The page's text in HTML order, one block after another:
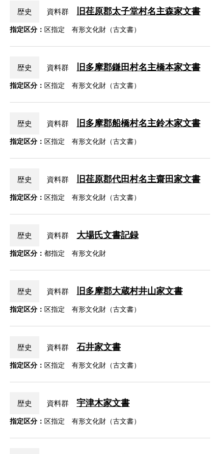
歴史 資料群 旧荏原郡太子堂村名主森家文書
指定区分： 区指定 有形文化財（古文書）
歴史 資料群 旧多摩郡鎌田村名主橋本家文書
指定区分： 区指定 有形文化財（古文書）
歴史 資料群 旧多摩郡船橋村名主鈴木家文書
指定区分： 区指定 有形文化財（古文書）
歴史 資料群 旧荏原郡代田村名主齋田家文書
指定区分： 区指定 有形文化財（古文書）
歴史 資料群 大場氏文書記録
指定区分： 都指定 有形文化財
歴史 資料群 旧多摩郡大蔵村井山家文書
指定区分： 区指定 有形文化財（古文書）
歴史 資料群 石井家文書
指定区分： 区指定 有形文化財（古文書）
歴史 資料群 宇津木家文書
指定区分： 区指定 有形文化財（古文書）